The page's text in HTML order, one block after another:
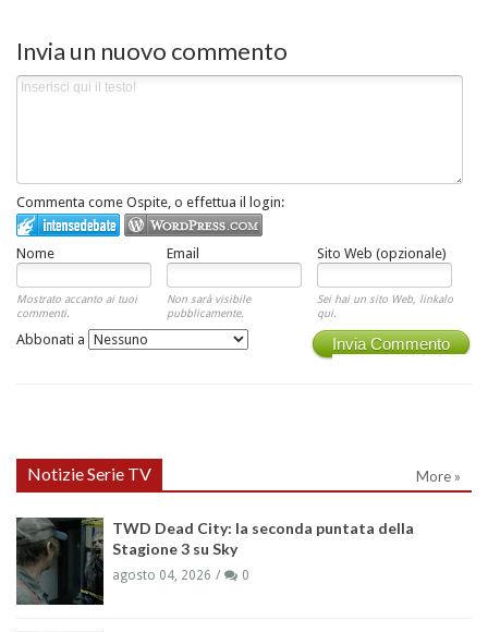
Invia un nuovo commento
Commenta come Ospite, o effettua il login:
Nome Email Sito Web (opzionale)
Mostrato accanto ai tuoi
commenti.
Non sarà visibile
pubblicamente.
Sei hai un sito Web, linkalo
qui.
Invia Commento
Abbonati a
Notizie Serie TV More »
TWD Dead City: la seconda puntata della
Stagione 3 su Sky
agosto 04, 2026 0